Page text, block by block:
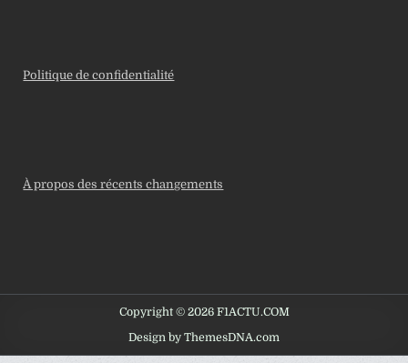
Politique de confidentialité
À propos des récents changements
Copyright © 2026 F1ACTU.COM
Design by ThemesDNA.com